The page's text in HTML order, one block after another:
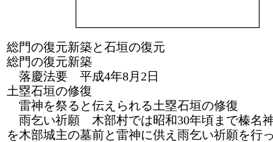
総門の復元新築と石垣の復元
総門の復元新築
落慶法要 平成4年8月2日
土塁石垣の修復
雷神を祭ると伝えられる土塁石垣の修復
雨乞い祈願 木部村では昭和30年頃まで榛名
を木部城主の墓前と雷神に供え雨乞い祈願を行